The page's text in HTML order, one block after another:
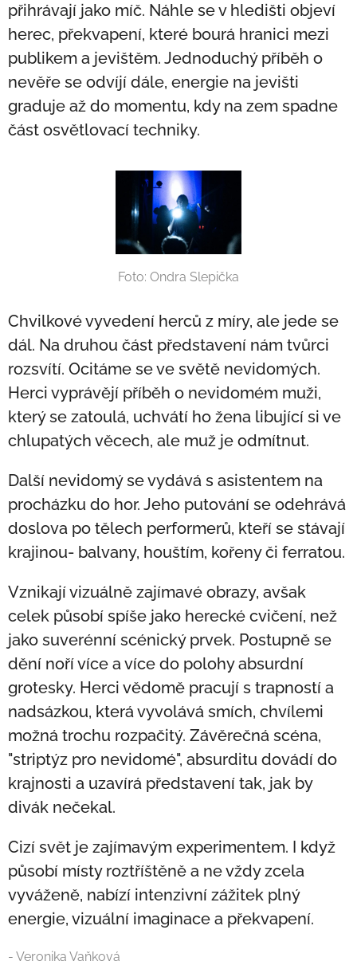
přihrávají jako míč. Náhle se v hledišti objeví
herec, překvapení, které bourá hranici mezi
publikem a jevištěm. Jednoduchý příběh o
nevěře se odvíjí dále, energie na jevišti
graduje až do momentu, kdy na zem spadne
část osvětlovací techniky.
Foto: Ondra Slepička
Chvilkové vyvedení herců z míry, ale jede se
dál. Na druhou část představení nám tvůrci
rozsvítí. Ocitáme se ve světě nevidomých.
Herci vyprávějí příběh o nevidomém muži,
který se zatoulá, uchvátí ho žena libující si ve
chlupatých věcech, ale muž je odmítnut.
Další nevidomý se vydává s asistentem na
procházku do hor. Jeho putování se odehrává
doslova po tělech performerů, kteří se stávají
krajinou- balvany, houštím, kořeny či ferratou.
Vznikají vizuálně zajímavé obrazy, avšak
celek působí spíše jako herecké cvičení, než
jako suverénní scénický prvek. Postupně se
dění noří více a více do polohy absurdní
grotesky. Herci vědomě pracují s trapností a
nadsázkou, která vyvolává smích, chvílemi
možná trochu rozpačitý. Závěrečná scéna,
"striptýz pro nevidomé", absurditu dovádí do
krajnosti a uzavírá představení tak, jak by
divák nečekal.
Cizí svět je zajímavým experimentem. I když
působí místy roztříštěně a ne vždy zcela
vyváženě, nabízí intenzivní zážitek plný
energie, vizuální imaginace a překvapení.
- Veronika Vaňková